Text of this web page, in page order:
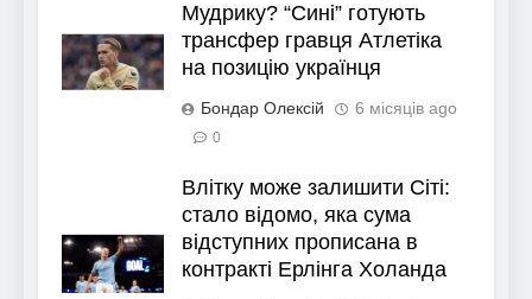
Мудрику? “Сині” готують
трансфер гравця Атлетіка
на позицію українця
Бондар Олексій 6 місяців ago
0
Влітку може залишити Сіті:
стало відомо, яка сума
відступних прописана в
контракті Ерлінга Холанда